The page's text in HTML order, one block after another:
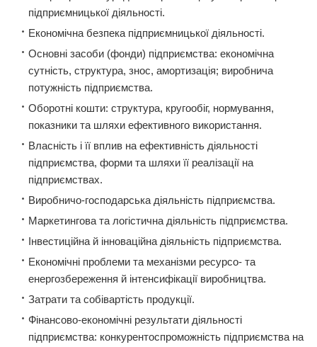
підприємницької діяльності.
Економічна безпека підприємницької діяльності.
Основні засоби (фонди) підприємства: економічна
сутність, структура, знос, амортизація; виробнича
потужність підприємства.
Оборотні кошти: структура, кругообіг, нормування,
показники та шляхи ефективного використання.
Власність і її вплив на ефективність діяльності
підприємства, форми та шляхи її реалізації на
підприємствах.
Виробничо-господарська діяльність підприємства.
Маркетингова та логістична діяльність підприємства.
Інвестиційна й інноваційна діяльність підприємства.
Економічні проблеми та механізми ресурсо- та
енергозбереження й інтенсифікації виробництва.
Затрати та собівартість продукції.
Фінансово-економічні результати діяльності
підприємства: конкурентоспроможність підприємства на